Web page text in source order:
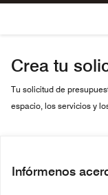
Skip To Content
Crea tu
Tu solicitud de
espacio, los servicios y
Infórmenos